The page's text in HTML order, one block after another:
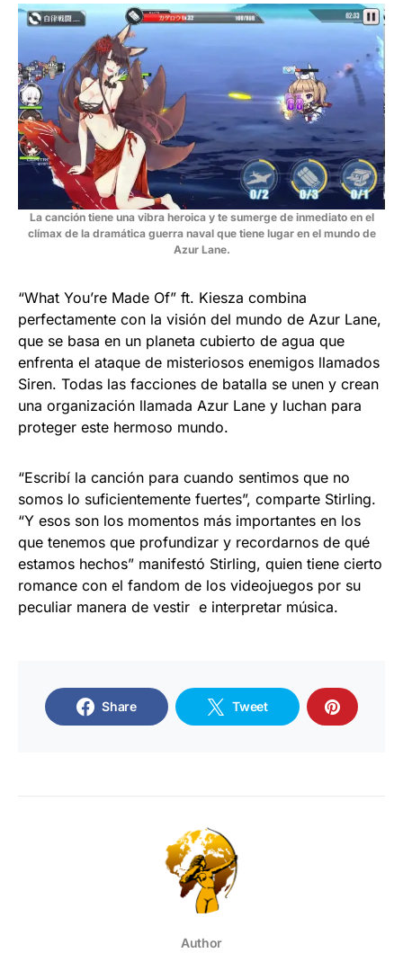
La canción tiene una vibra heroica y te sumerge de inmediato en el
clímax de la dramática guerra naval que tiene lugar en el mundo de
Azur Lane.
“What You’re Made Of” ft. Kiesza combina
perfectamente con la visión del mundo de Azur Lane,
que se basa en un planeta cubierto de agua que
enfrenta el ataque de misteriosos enemigos llamados
Siren. Todas las facciones de batalla se unen y crean
una organización llamada Azur Lane y luchan para
proteger este hermoso mundo.
“Escribí la canción para cuando sentimos que no
somos lo suficientemente fuertes”, comparte Stirling.
“Y esos son los momentos más importantes en los
que tenemos que profundizar y recordarnos de qué
estamos hechos” manifestó Stirling, quien tiene cierto
romance con el fandom de los videojuegos por su
peculiar manera de vestir e interpretar música.
Share Tweet
Author